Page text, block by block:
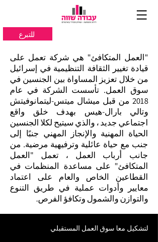
للتبرع
"العمل المتكافئ" هي شركة تعمل على
قيادة تغيير الثقافة التنظيمية في إسرائيل
من خلال تعزيز المساواة بين الجنسين في
سوق العمل. تأسست الشركة في عام
2018 من قبل ميشال ميتس-ليتمانوفيتش
وتالي بارال-هيس بهدف خلق واقع
اجتماعي جديد ، والذي سيتيح لكلا الجنسين
الحياة المهنية والإنجاز المهني جنبًا إلى
جنب مع حياة عائلية وترفيهية مرضية. من
جانب أرباب العمل ، تعمل "العمل
المتكافئ" على مساعدة المنظمات في
القطاعين الخاص والعام على اعتماد
معايير وأدوات عملية في طريق التنوع
والتوازن والشمول وتكافؤ الفرص.
لتشكيل معا سوق العمل المستقبلي